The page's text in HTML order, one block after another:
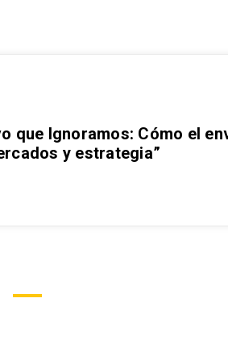
que Ignoramos: Cómo el
y estrategia”